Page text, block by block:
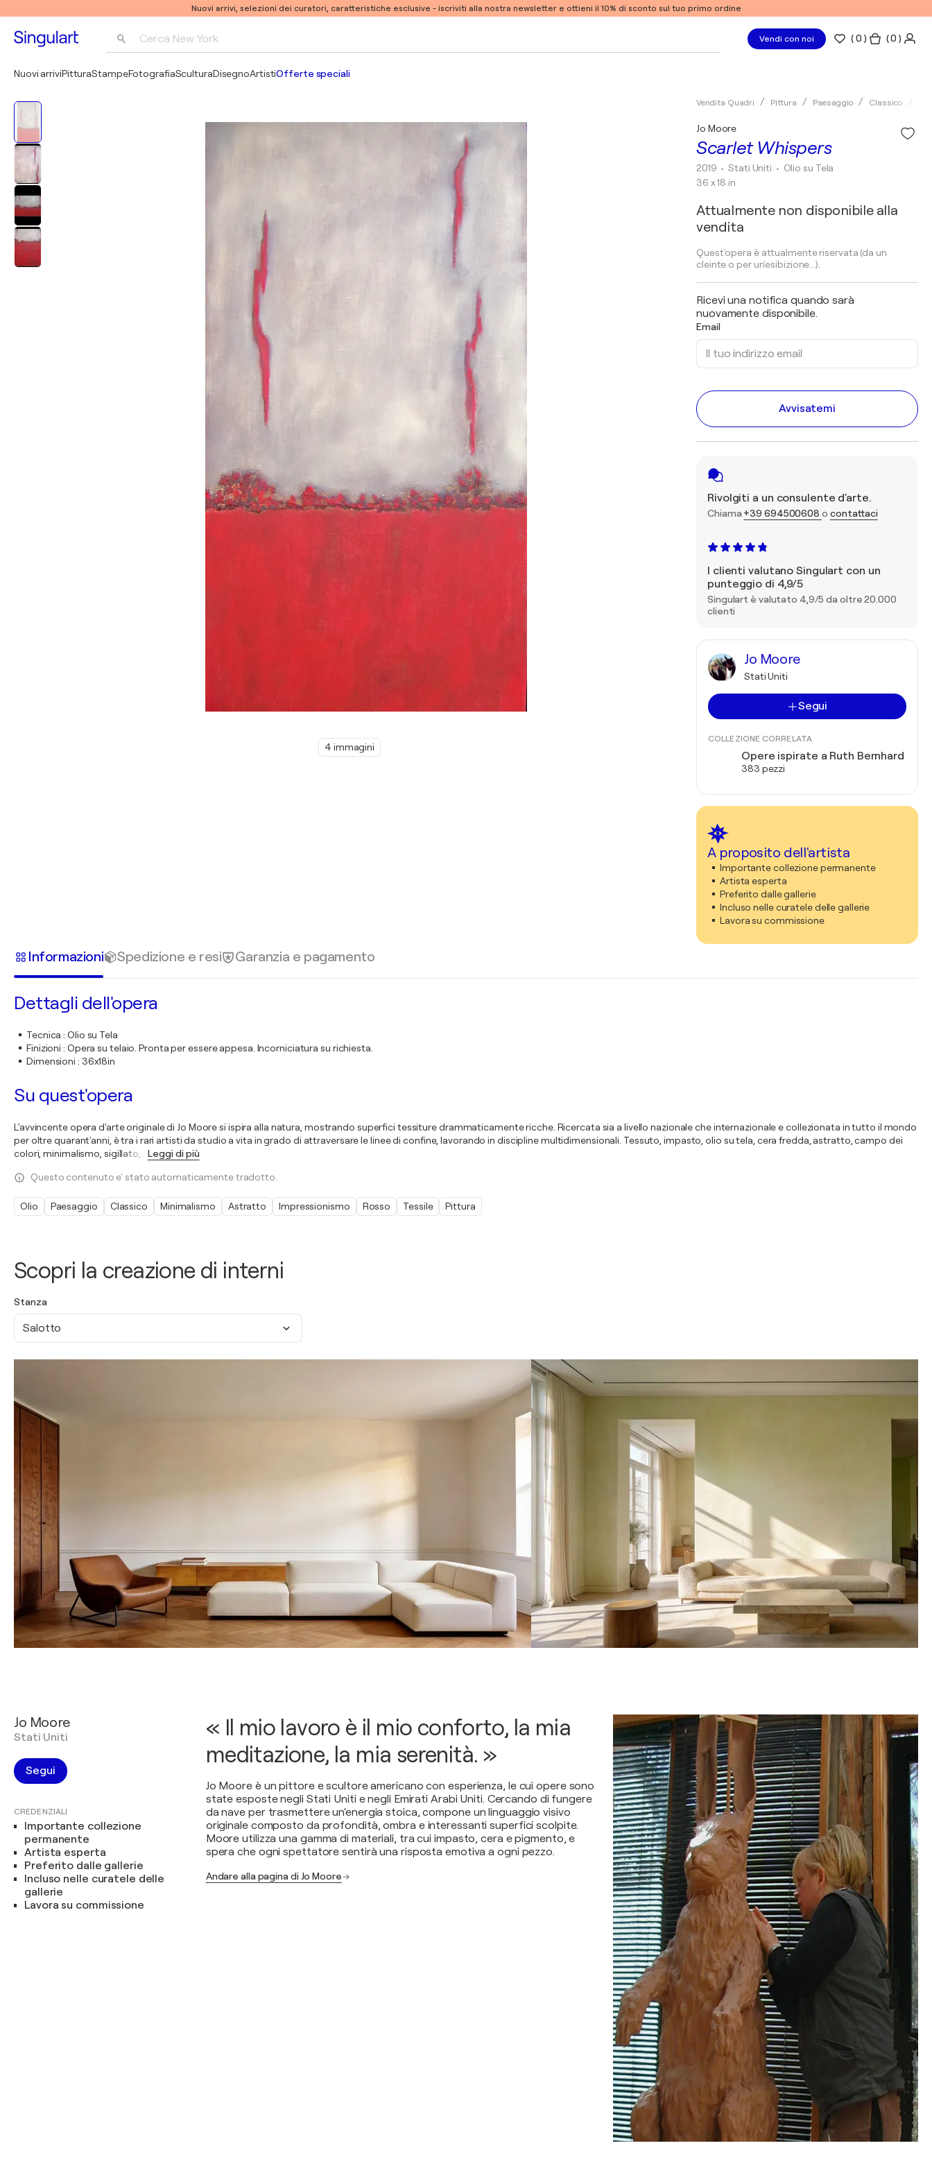
Nuovi arrivi, selezioni dei curatori, caratteristiche esclusive - iscriviti alla nostra newsletter e ottieni il 10% di sconto sul tuo primo ordine
Cerca New York
Pablo Picasso
Vendi con noi (0 ) ( 0 )
Nuovi arriviPitturaStampeFotografiaSculturaDisegnoArtistiOfferte speciali
4 immagini
Vendita Quadri Pittura Paesaggio Classico
Scarlet Whispers
Jo Moore
2019 • Stati Uniti • Olio su Tela
36 x 18 in
Attualmente non disponibile alla
vendita
Quest'opera è attualmente riservata (da un
cleinte o per un'esibizione...).
Ricevi una notifica quando sarà
nuovamente disponibile.
Email
Avvisatemi
Rivolgiti a un consulente d'arte.
Chiama +39 694500608 o contattaci
I clienti valutano Singulart con un
punteggio di 4,9/5
Singulart è valutato 4,9/5 da oltre 20.000
clienti
Jo Moore
Stati Uniti
Segui
COLLEZIONE CORRELATA
Opere ispirate a Ruth Bernhard
383 pezzi
A proposito dell'artista
Importante collezione permanente
Artista esperta
Preferito dalle gallerie
Incluso nelle curatele delle gallerie
Lavora su commissione
Scopri la creazione di interni
Stanza
Salotto
Informazioni Spedizione e resi Garanzia e pagamento
Dettagli dell'opera
Tecnica :Olio su Tela
Finizioni : Opera su telaio. Pronta per essere appesa. Incorniciatura su richiesta.
Dimensioni : 36x18in
Su quest'opera
L'avvincente opera d'arte originale di Jo Moore si ispira alla natura, mostrando superfici tessiture drammaticamente ricche. Ricercata sia a livello nazionale che internazionale e collezionata in tutto il mondo
per oltre quarant'anni, è tra i rari artisti da studio a vita in grado di attraversare le linee di confine, lavorando in discipline multidimensionali. Tessuto, impasto, olio su tela, cera fredda, astratto, campo dei
colori, minimalismo, sigillato,
Leggi di più
Questo contenuto e' stato automaticamente tradotto.
Olio Paesaggio Classico Minimalismo Astratto Impressionismo Rosso Tessile Pittura
Jo Moore
Stati Uniti
Segui
CREDENZIALI
Importante collezione
permanente
Artista esperta
Preferito dalle gallerie
Incluso nelle curatele delle
gallerie
Lavora su commissione
« Il mio lavoro è il mio conforto, la mia
meditazione, la mia serenità. »
Jo Moore è un pittore e scultore americano con esperienza, le cui opere sono
state esposte negli Stati Uniti e negli Emirati Arabi Uniti. Cercando di fungere
da nave per trasmettere un'energia stoica, compone un linguaggio visivo
originale composto da profondità, ombra e interessanti superfici scolpite.
Moore utilizza una gamma di materiali, tra cui impasto, cera e pigmento, e
spera che ogni spettatore sentirà una risposta emotiva a ogni pezzo.
Andare alla pagina di Jo Moore